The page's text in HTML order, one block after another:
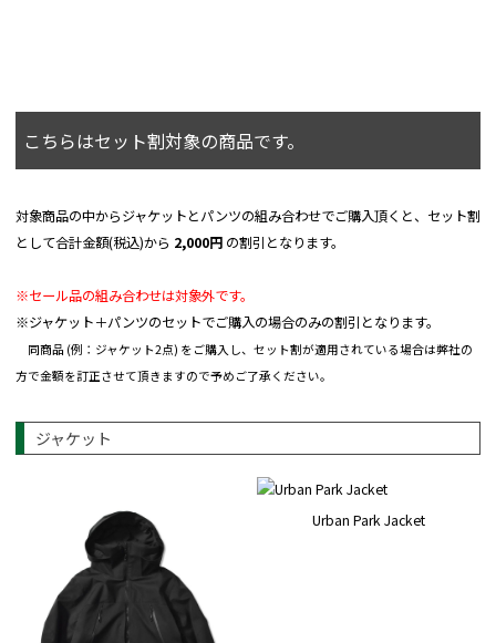
こちらはセット割対象の商品です。
対象商品の中からジャケットとパンツの組み合わせでご購入頂くと、セット割
として合計金額(税込)から 2,000円 の割引となります。
※セール品の組み合わせは対象外です。
※ジャケット＋パンツのセットでご購入の場合のみの割引となります。
同商品 (例：ジャケット2点) をご購入し、セット割が適用されている場合は弊社の
方で金額を訂正させて頂きますので予めご了承ください。
ジャケット
Urban Park Jacket